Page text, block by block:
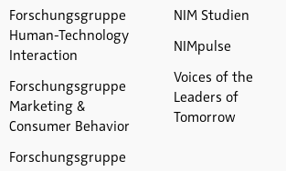
Forschungsgruppe
Human-Technology
Interaction
Forschungsgruppe
Marketing &
Consumer Behavior
Forschungsgruppe
NIM Studien
NIMpulse
Voices of the
Leaders of
Tomorrow